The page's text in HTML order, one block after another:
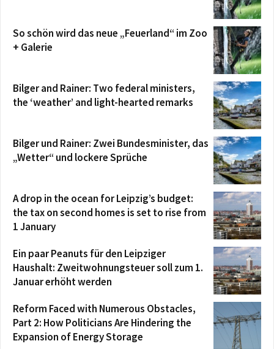
So schön wird das neue „Feuerland“ im Zoo
+ Galerie
Bilger and Rainer: Two federal ministers,
the ‘weather’ and light-hearted remarks
Bilger und Rainer: Zwei Bundesminister, das
„Wetter“ und lockere Sprüche
A drop in the ocean for Leipzig’s budget:
the tax on second homes is set to rise from
1 January
Ein paar Peanuts für den Leipziger
Haushalt: Zweitwohnungsteuer soll zum 1.
Januar erhöht werden
Reform Faced with Numerous Obstacles,
Part 2: How Politicians Are Hindering the
Expansion of Energy Storage